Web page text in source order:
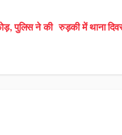
रुड़की में थाना
पुलिस ने की